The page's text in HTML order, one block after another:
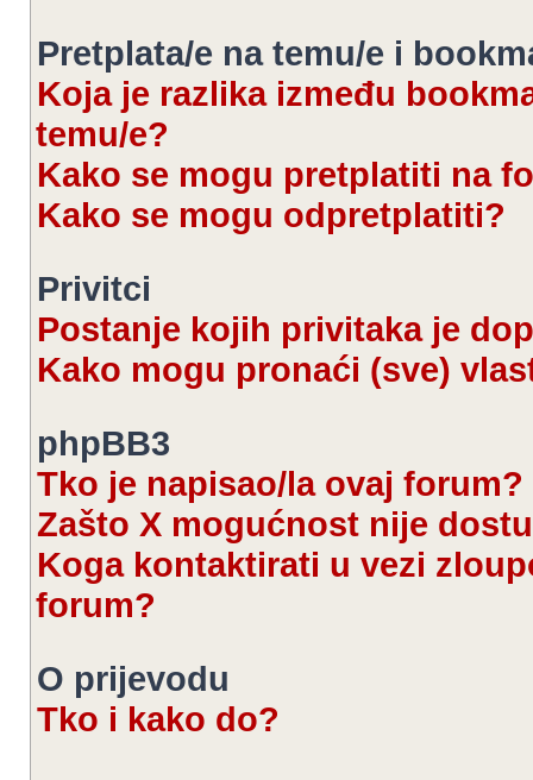
Pretplata/e na temu/e i
Koja je razlika između
temu/e?
Kako se mogu pretplatiti na
Kako se mogu odpretplatiti?
Privitci
Postanje kojih privitaka je
Kako mogu pronaći (sve)
phpBB3
Tko je napisao/la ovaj forum?
Zašto X mogućnost nije
Koga kontaktirati u vezi
forum?
O prijevodu
Tko i kako do?